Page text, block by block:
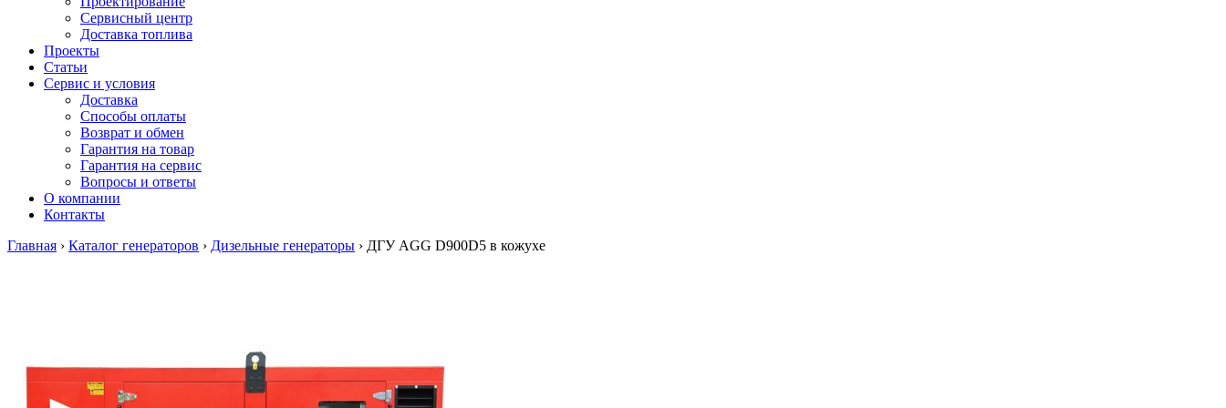
Сервисный центр
Доставка топлива
Проекты
Статьи
Сервис и условия
Доставка
Способы оплаты
Возврат и обмен
Гарантия на товар
Гарантия на сервис
Вопросы и ответы
О компании
Контакты
Главная › Каталог генераторов › Дизельные генераторы › ДГУ AGG D900D5 в кожухе